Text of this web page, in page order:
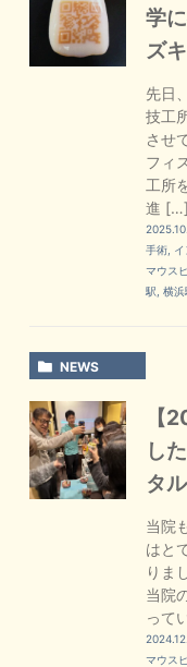
学
ズ
先日
技工
させ
フィ
工所
進 […]
手術
マウス
駅 ,横浜
NEWS
【
し
タ
当院
はと
りま
当院
って
マウス